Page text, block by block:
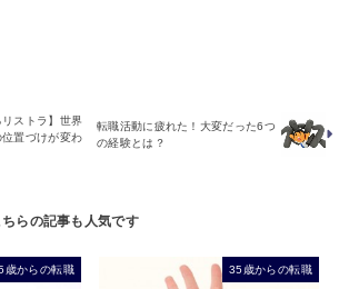
リストラ】世界
置づけが変わ
転職活動に疲れた！大変だった6つ
の経験とは？
歳からの転職 35歳からの転職